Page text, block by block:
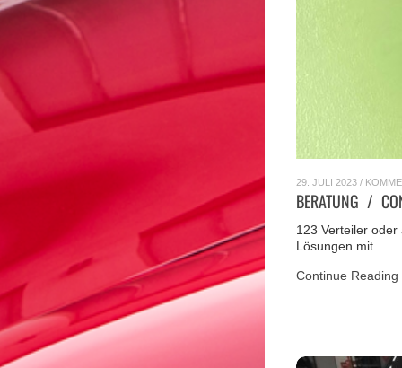
29. JULI 2023 /
BERATUNG /
123 Verteiler
Lösungen mit...
Continue